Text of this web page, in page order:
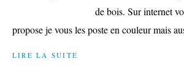
de bois. Sur internet
propose je vous les poste en couleur mais
LIRE LA SUITE